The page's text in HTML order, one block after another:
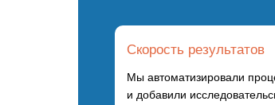
Скорость результатов
Мы автоматизировали
и добавили